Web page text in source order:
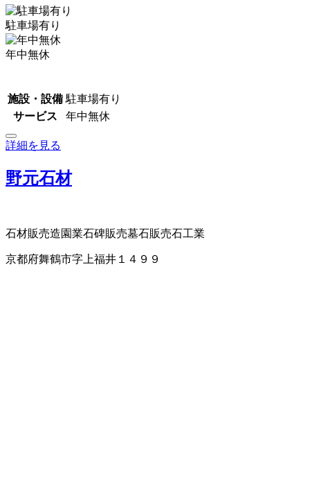
駐車場有り
年中無休
施設・設備 駐車場有り
サービス
年中無休
詳細を見る
野元石材
石材販売造園業石碑販売墓石販売石工業
京都府舞鶴市字上福井１４９９